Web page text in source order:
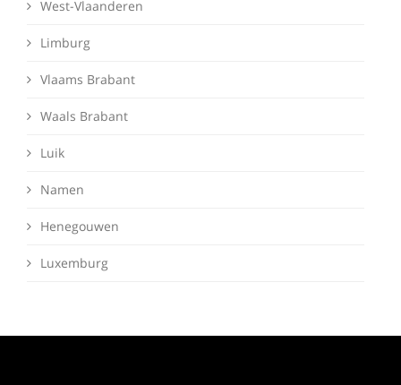
West-Vlaanderen
Limburg
Vlaams Brabant
Waals Brabant
Luik
Namen
Henegouwen
Luxemburg